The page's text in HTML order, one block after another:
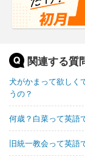
関連する質
犬がかまって欲しく
うの？
何歳？白菜って英語
旧統一教会って英語